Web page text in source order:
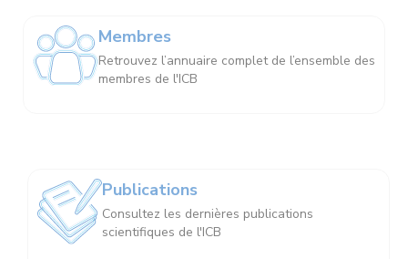
Membres
Retrouvez l’annuaire complet de l’ensemble des
membres de l'ICB
Publications
Consultez les dernières publications
scientifiques de l'ICB